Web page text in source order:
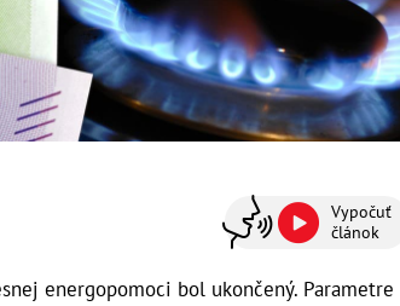
Vypočuť
článok
energopomoci bol ukončený. Parametre